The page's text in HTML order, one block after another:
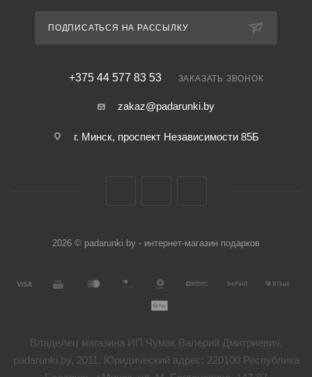
ПОДПИСАТЬСЯ НА РАССЫЛКУ
+375 44 577 83 53 ЗАКАЗАТЬ ЗВОНОК
zakaz@padarunki.by
г. Минск, проспект Независимости 85Б
2026 © padarunki.by - интернет-магазин подарков
Владелец магазина ИП Чумак Валерий Дмитриевич,
padarunki.by, 2011. Юридический адрес: 220100 Республика